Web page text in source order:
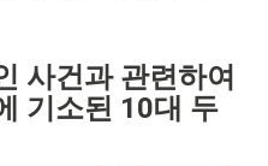
사건과 관련하여
기소된 10대 두